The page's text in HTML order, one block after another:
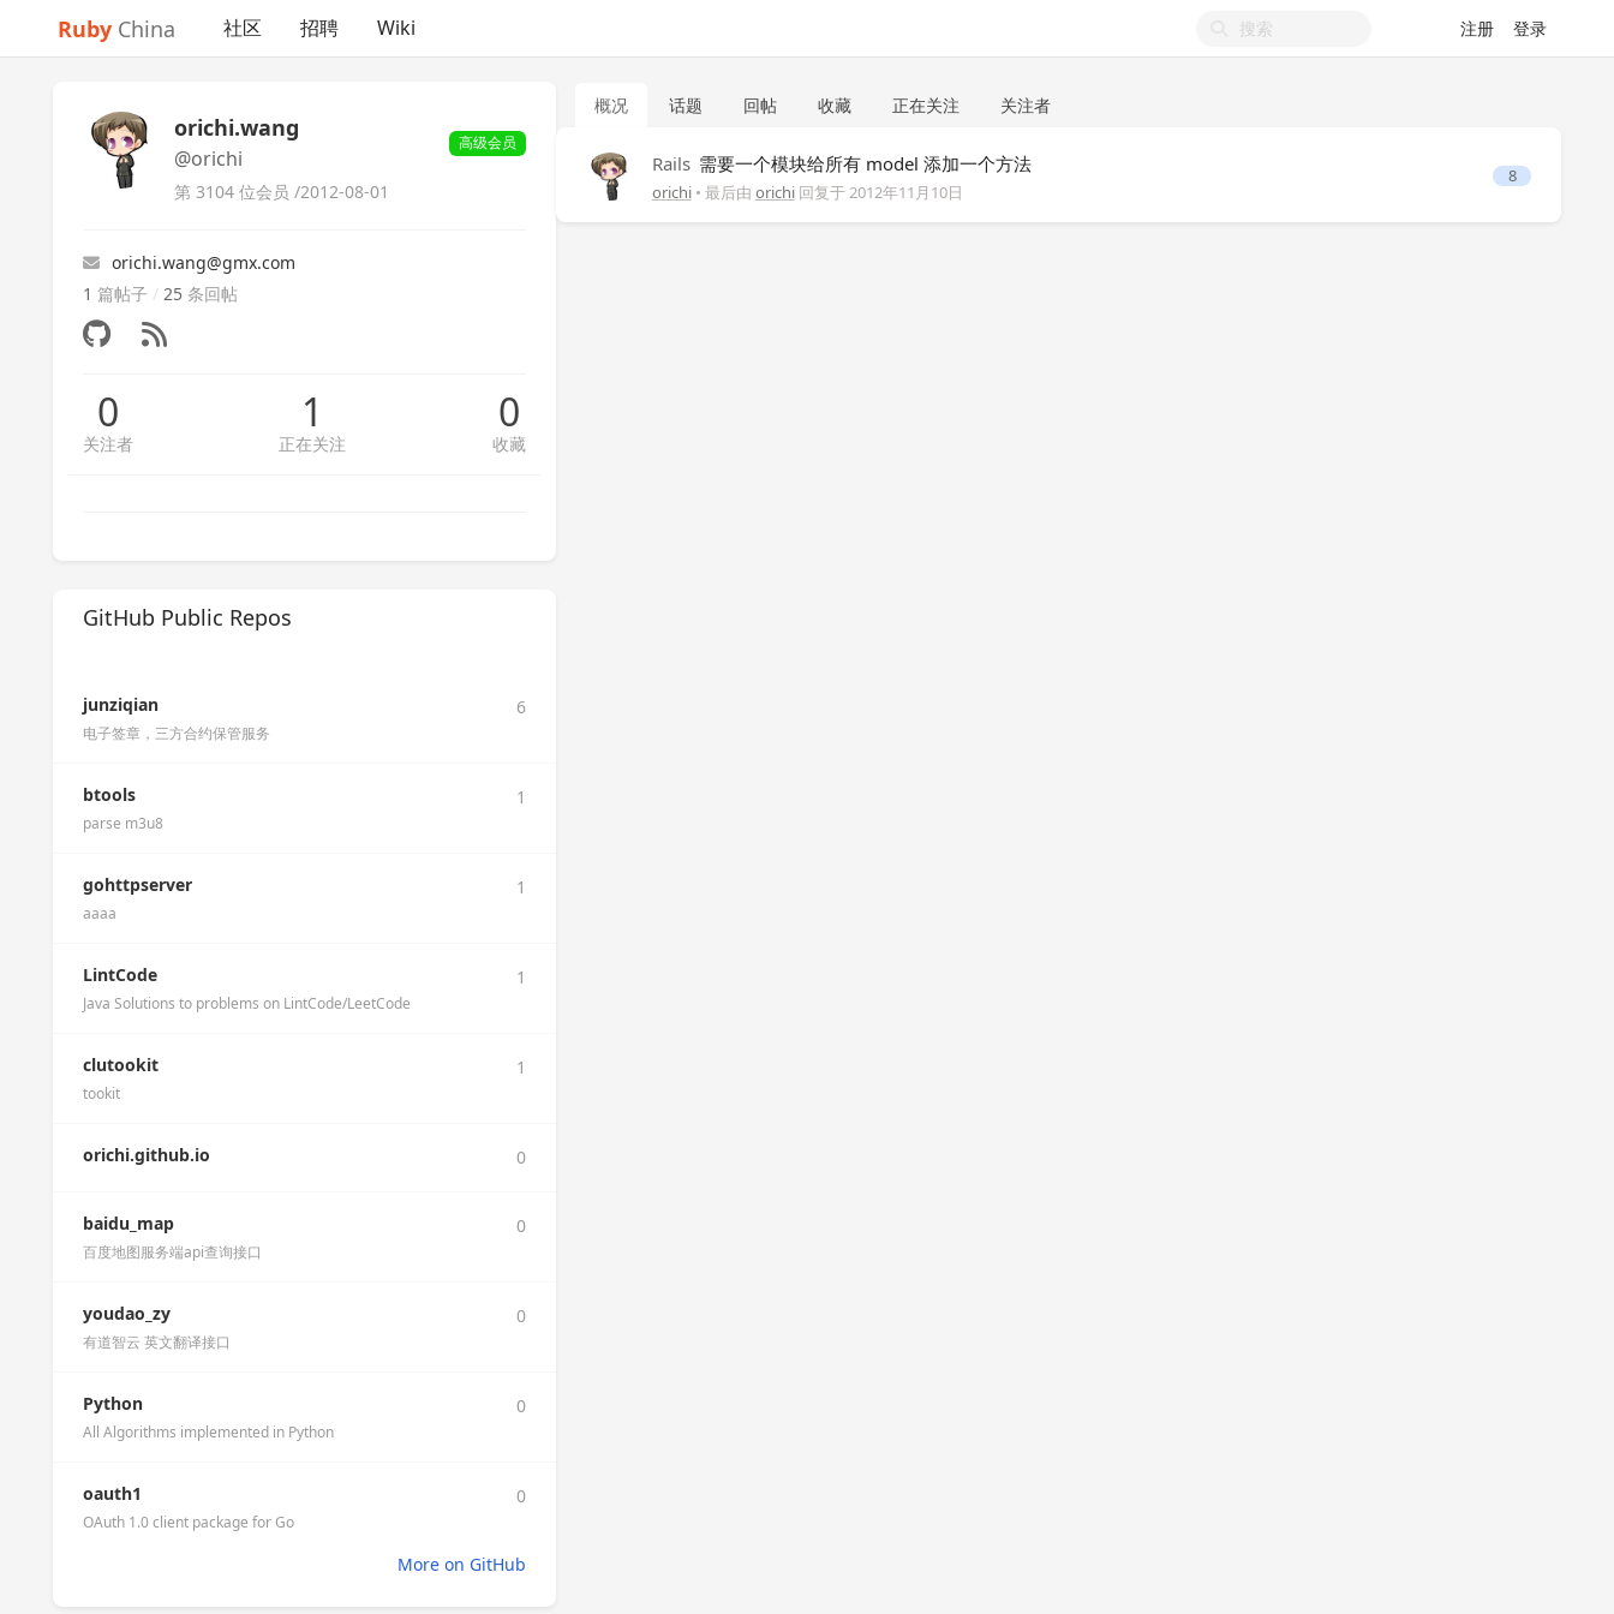
Ruby China 社区 招聘 Wiki 注册 登录
orichi.wang
@orichi
高级会员
第 3104 位会员 /2012-08-01
orichi.wang@gmx.com
1 篇帖子 / 25 条回帖
0
关注者
1
正在关注
0
收藏
GitHub Public Repos
junziqian 6
电子签章，三方合约保管服务
btools 1
parse m3u8
gohttpserver 1
aaaa
LintCode 1
Java Solutions to problems on LintCode/LeetCode
clutookit 1
tookit
orichi.github.io 0
baidu_map 0
百度地图服务端api查询接口
youdao_zy 0
有道智云 英文翻译接口
Python 0
All Algorithms implemented in Python
oauth1 0
OAuth 1.0 client package for Go
More on GitHub
概况 话题 回帖 收藏 正在关注 关注者
Rails 需要一个模块给所有 model 添加一个方法
orichi • 最后由 orichi回复于2012年11月10日
8